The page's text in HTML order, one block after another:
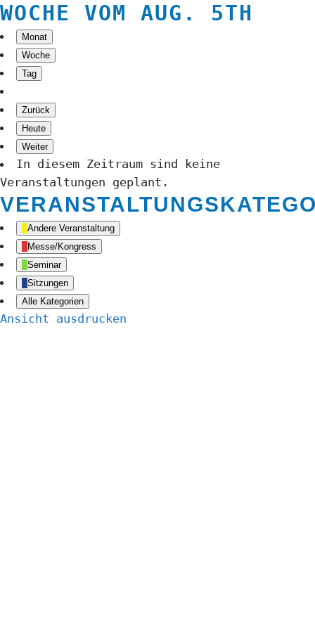
WOCHE VOM AUG. 5TH
Monat
Woche
Tag
Zurück
Heute
Weiter
In diesem Zeitraum sind keine
Veranstaltungen geplant.
Andere Veranstaltung
Messe/Kongress
Seminar
Sitzungen
Alle Kategorien
Ansicht ausdrucken